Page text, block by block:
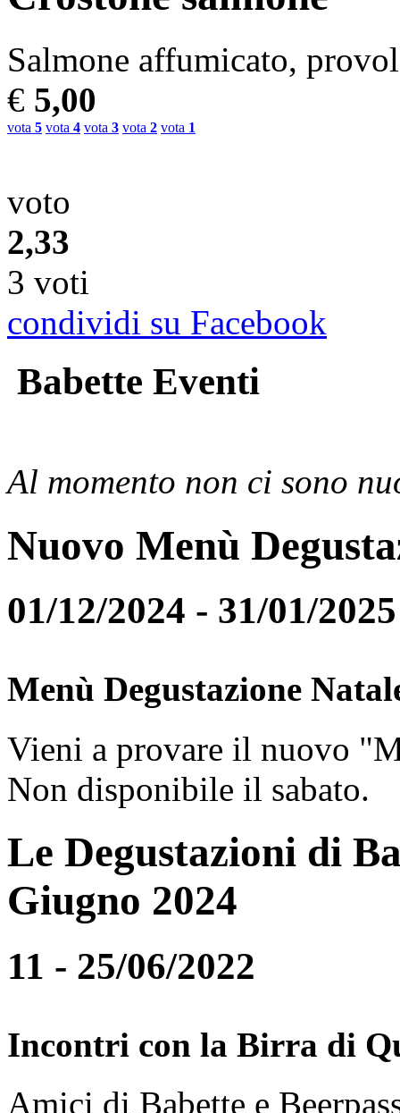
Salmone affumicato,
€ 5,00
vota 5 vota 4 vota 3 vota 2 vota 1
voto
2,33
3 voti
condividi su Facebook
Babette Eventi
Al momento non ci sono
Nuovo Menù
01/12/2024 - 31/01/2025
Menù Degustazione
Vieni a provare il nuovo
Non disponibile il sabato.
Le Degustazioni di
Giugno 2024
11 - 25/06/2022
Incontri con la Birra di
Amici di Babette e